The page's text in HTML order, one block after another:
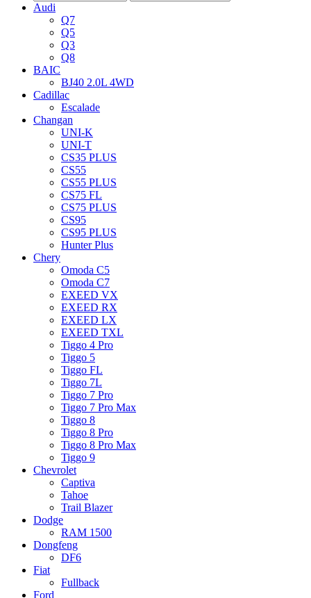
Audi
Q7
Q5
Q3
Q8
BAIC
BJ40 2.0L 4WD
Cadillac
Escalade
Changan
UNI-K
UNI-T
CS35 PLUS
CS55
CS55 PLUS
CS75 FL
CS75 PLUS
CS95
CS95 PLUS
Hunter Plus
Chery
Omoda C5
Omoda C7
EXEED VX
EXEED RX
EXEED LX
EXEED TXL
Tiggo 4 Pro
Tiggo 5
Tiggo FL
Tiggo 7L
Tiggo 7 Pro
Tiggo 7 Pro Max
Tiggo 8
Tiggo 8 Pro
Tiggo 8 Pro Max
Tiggo 9
Chevrolet
Captiva
Tahoe
Trail Blazer
Dodge
RAM 1500
Dongfeng
DF6
Fiat
Fullback
Ford